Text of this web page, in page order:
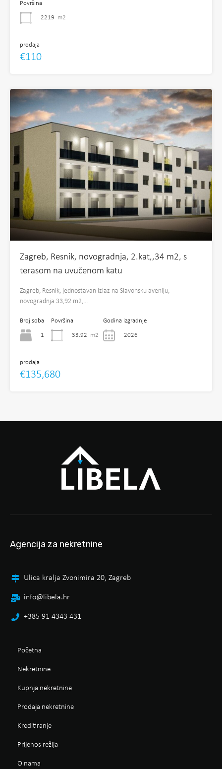
Površina
2219 m2
prodaja
€110
Zagreb, Resnik, novogradnja, 2.kat,,34 m2, s
terasom na uvučenom katu
Zagreb, Resnik, jednostavan izlaz na Slavonsku aveniju,
novogradnja 33,92 m2,…
Broj soba
1
Površina
33.92 m2
Godina izgradnje
2026
prodaja
€135,680
Agencija za nekretnine
Ulica kralja Zvonimira 20, Zagreb
info@libela.hr
+385 91 4343 431
Početna
Nekretnine
Kupnja nekretnine
Prodaja nekretnine
Kreditiranje
Prijenos režija
O nama